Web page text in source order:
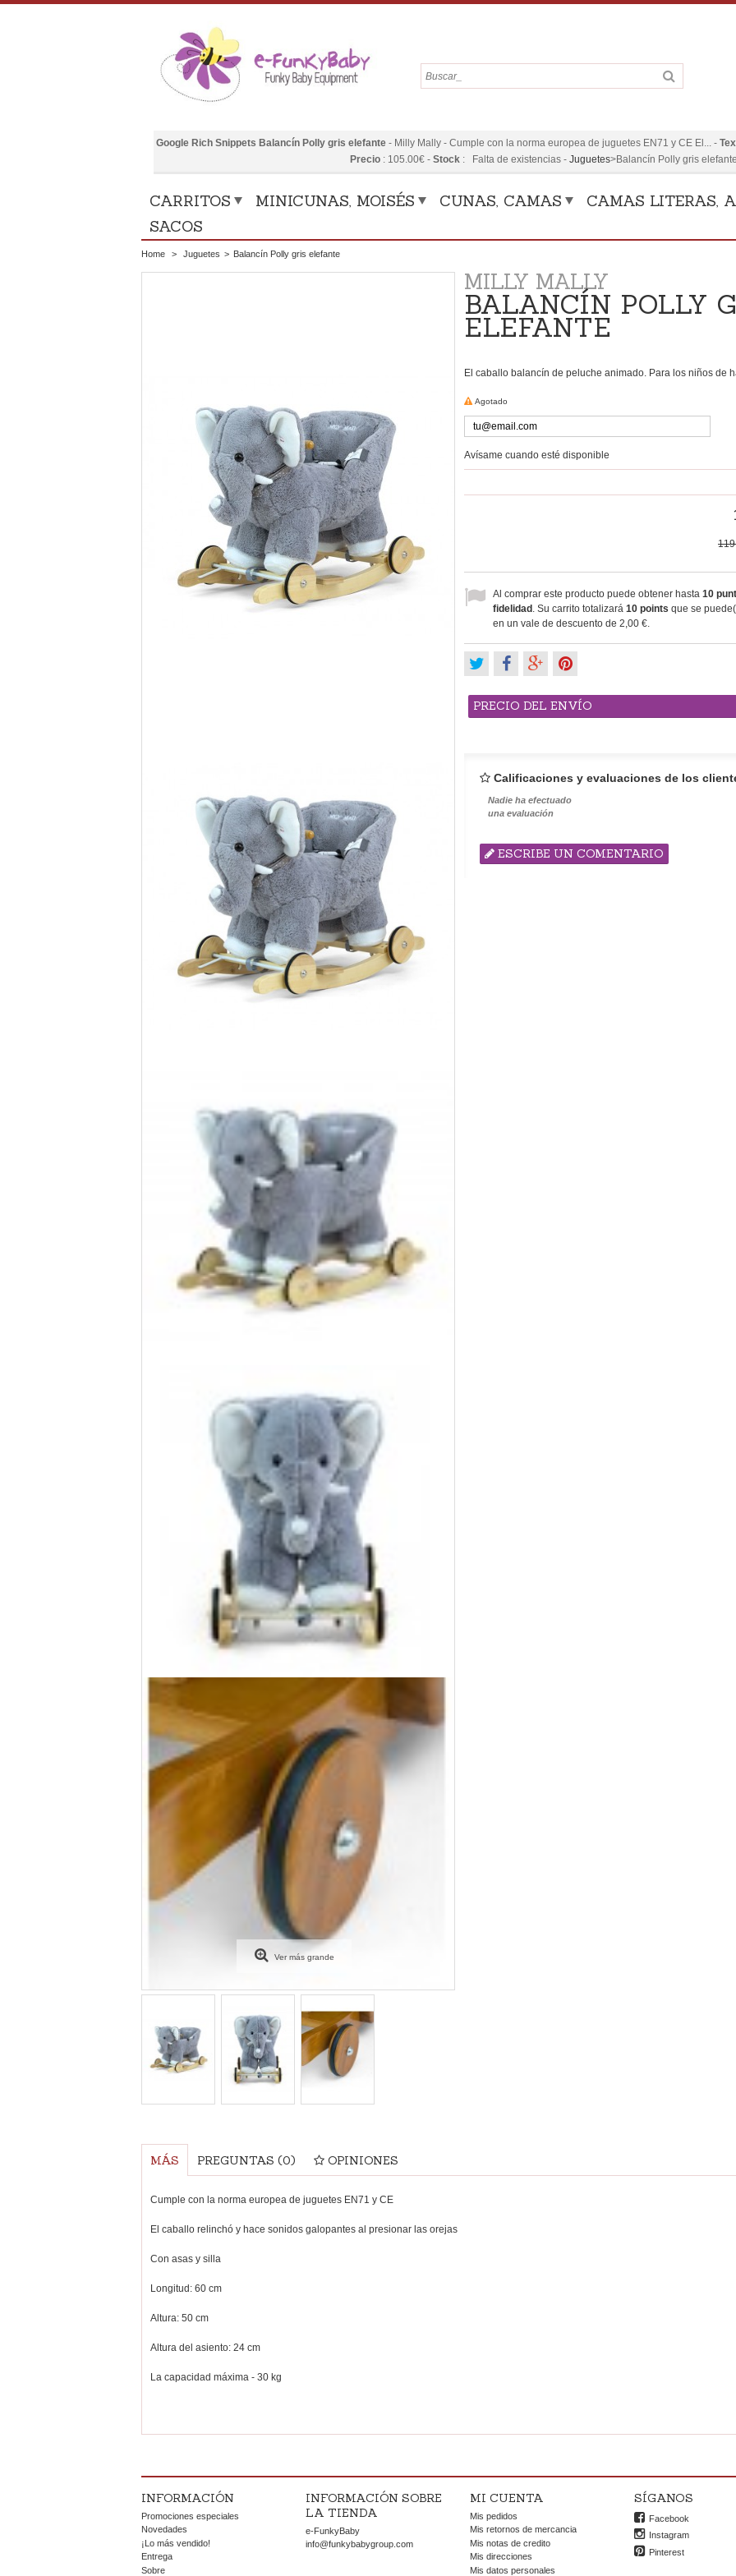
Google Rich Snippets Balancín Polly gris elefante - Milly Mally - Cumple con la norma europea de juguetes EN71 y CE El... -
Precio : 105.00€ - Stock : Falta de existencias - Juguetes>Balancín Polly gris
CARRITOS MINICUNAS, MOISÉS CUNAS, CAMAS
CAMAS LITERAS,
SACOS
Home > Juguetes > Balancín Polly gris elefante
Ver más grande
MILLY MALLY
BALANCÍN POLLY
ELEFANTE
El caballo balancín de peluche animado. Para los niños de
Agotado
Avísame cuando esté disponible
Al comprar este producto puede obtener hasta 10
fidelidad . Su carrito totalizará 10 points que se
en un vale de descuento de 2,00 €.
PRECIO DEL ENVÍO
Calificaciones y evaluaciones de los
Nadie ha efectuado
una evaluación
ESCRIBE UN COMENTARIO
MÁS PREGUNTAS (0) OPINIONES
Cumple con la norma europea de juguetes EN71 y CE
El caballo relinchó y hace sonidos galopantes al presionar las orejas
Con asas y silla
Longitud: 60 cm
Altura: 50 cm
Altura del asiento: 24 cm
La capacidad máxima - 30 kg
INFORMACIÓN
Promociones especiales
Novedades
¡Lo más vendido!
Entrega
Sobre
INFORMACIÓN SOBRE
LA TIENDA
e-FunkyBaby
info@funkybabygroup.com
MI CUENTA
Mis pedidos
Mis retornos de mercancia
Mis notas de credito
Mis direcciones
Mis datos personales
SÍGANOS
Facebook
Instagram
Pinterest